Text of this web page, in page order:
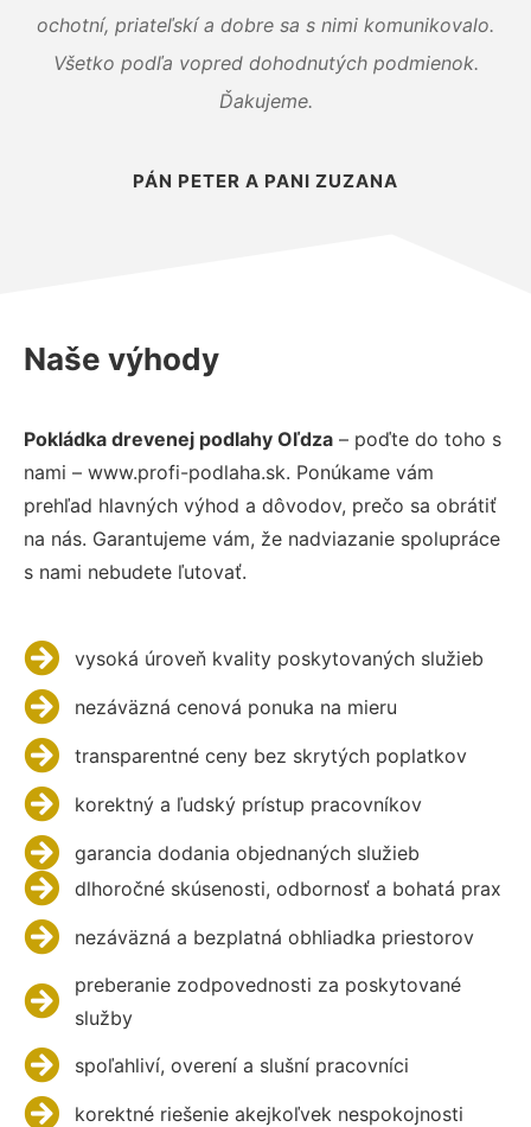
ochotní, priateľskí a dobre sa s nimi komunikovalo.
Všetko podľa vopred dohodnutých podmienok.
Ďakujeme.
PÁN PETER A PANI ZUZANA
Naše výhody
Pokládka drevenej podlahy Oľdza – poďte do toho s
nami – www.profi-podlaha.sk. Ponúkame vám
prehľad hlavných výhod a dôvodov, prečo sa obrátiť
na nás. Garantujeme vám, že nadviazanie spolupráce
s nami nebudete ľutovať.
vysoká úroveň kvality poskytovaných služieb
nezáväzná cenová ponuka na mieru
transparentné ceny bez skrytých poplatkov
korektný a ľudský prístup pracovníkov
garancia dodania objednaných služieb
dlhoročné skúsenosti, odbornosť a bohatá prax
nezáväzná a bezplatná obhliadka priestorov
preberanie zodpovednosti za poskytované
služby
spoľahliví, overení a slušní pracovníci
korektné riešenie akejkoľvek nespokojnosti